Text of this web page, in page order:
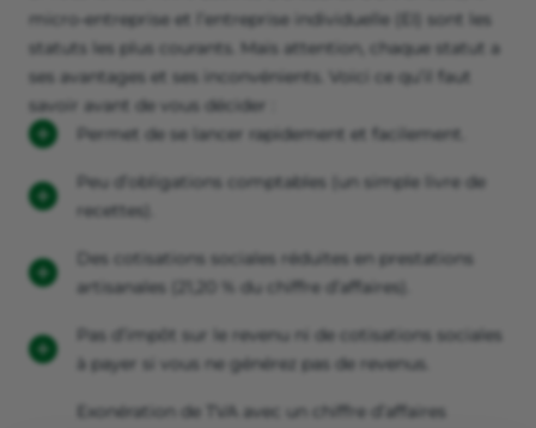
micro-entreprise et l’entreprise individuelle (EI) sont les
statuts les plus courants. Mais attention, chaque statut a
ses avantages et ses inconvénients. Voici ce qu’il faut
savoir avant de vous décider :
Permet de se lancer rapidement et facilement.
Peu d’obligations comptables (un simple livre de
recettes).
Des cotisations sociales réduites en prestations
artisanales (21,20 % du chiffre d’affaires).
Pas d’impôt sur le revenu ni de cotisations sociales
à payer si vous ne générez pas de revenus.
Exonération de TVA avec un chiffre d’affaires